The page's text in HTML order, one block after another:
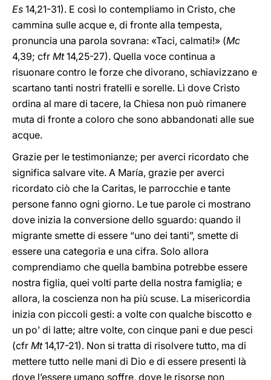
Es 14,21-31). E così lo contempliamo in Cristo, che
cammina sulle acque e, di fronte alla tempesta,
pronuncia una parola sovrana: «Taci, calmati!» (Mc
4,39; cfr Mt14,25-27). Quella voce continua a
risuonare contro le forze che divorano, schiavizzano e
scartano tanti nostri fratelli e sorelle. Lì dove Cristo
ordina al mare di tacere, la Chiesa non può rimanere
muta di fronte a coloro che sono abbandonati alle sue
acque.
Grazie per le testimonianze; per averci ricordato che
significa salvare vite. A María, grazie per averci
ricordato ciò che la Caritas, le parrocchie e tante
persone fanno ogni giorno. Le tue parole ci mostrano
dove inizia la conversione dello sguardo: quando il
migrante smette di essere “uno dei tanti”, smette di
essere una categoria e una cifra. Solo allora
comprendiamo che quella bambina potrebbe essere
nostra figlia, quei volti parte della nostra famiglia; e
allora, la coscienza non ha più scuse. La misericordia
inizia con piccoli gesti: a volte con qualche biscotto e
un po’ di latte; altre volte, con cinque pani e due pesci
(cfr Mt14,17-21). Non si tratta di risolvere tutto, ma di
mettere tutto nelle mani di Dio e di essere presenti là
dove l’essere umano soffre, dove le risorse non